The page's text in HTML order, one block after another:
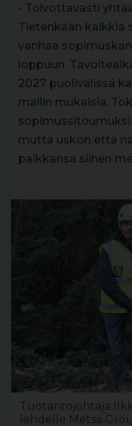
- Toivottavasti
Tietenkään kaikkia
vanhaa
loppuun.
2027 puolivälissä
mallin mukaisia.
mutta uskon että
paikkansa siihen
Tuotantojohtaja
lehdelle Metsä